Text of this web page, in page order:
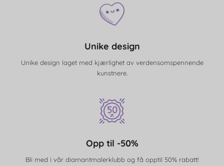
Unike design
Unike design laget med kjærlighet av verdensomspennende
kunstnere.
Opp til -50%
Bli med i vår diamantmalerklubb og få opptil 50% rabatt!